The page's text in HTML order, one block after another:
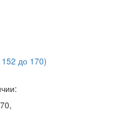
до 170)